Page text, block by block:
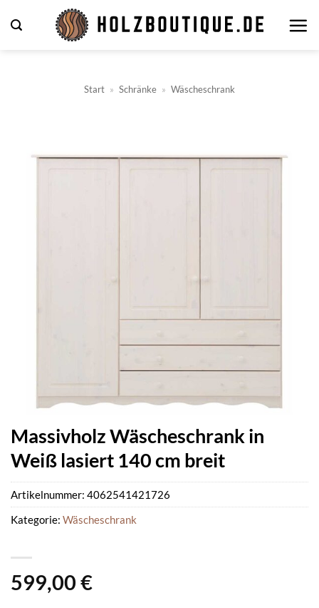
Inhalt
Start » Schränke » Wäscheschrank
Massivholz Wäscheschrank in
Weiß lasiert 140 cm breit
599,00 €
Artikelnummer: 4062541421726
Kategorie: Wäscheschrank